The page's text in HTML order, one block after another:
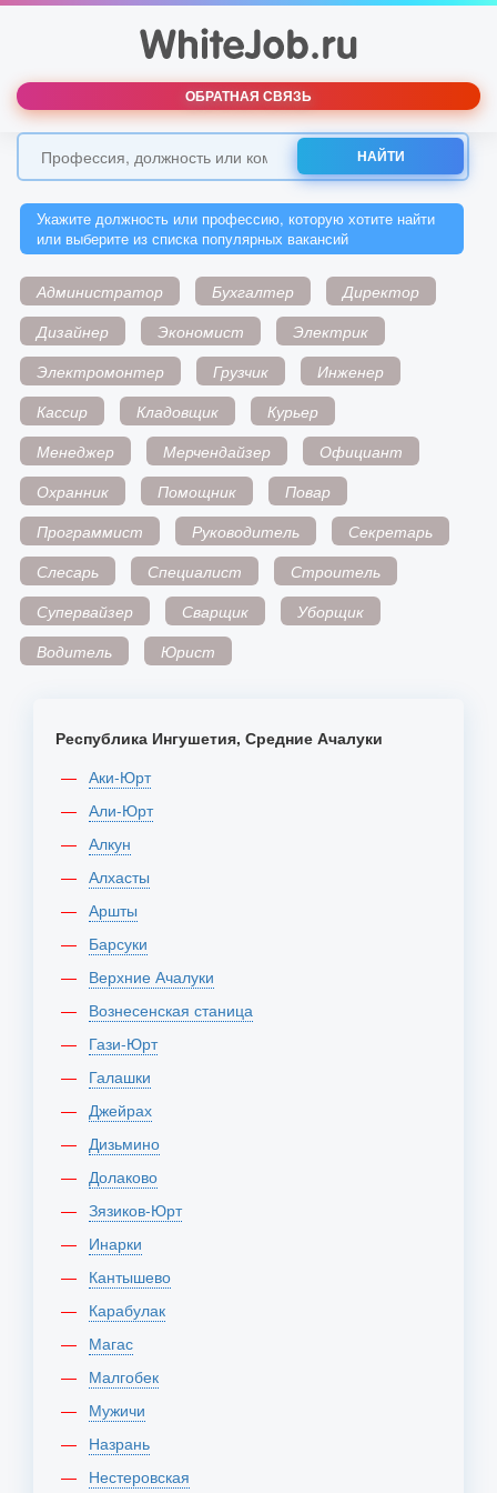
ОБРАТНАЯ СВЯЗЬ
НАЙТИ
Укажите должность или профессию, которую хотите найти
или выберите из списка популярных вакансий
Администратор Бухгалтер
Директор
Дизайнер
Экономист
Электрик
Электромонтер
Грузчик
Инженер
Кассир
Кладовщик
Курьер
Менеджер
Мерчендайзер
Официант
Охранник
Помощник
Повар
Программист
Руководитель
Секретарь
Слесарь
Специалист
Строитель
Супервайзер
Сварщик
Уборщик
Водитель
Юрист
Республика Ингушетия, Средние Ачалуки
Аки-Юрт
Али-Юрт
Алкун
Алхасты
Аршты
Барсуки
Верхние Ачалуки
Вознесенская станица
Гази-Юрт
Галашки
Джейрах
Дизьмино
Долаково
Зязиков-Юрт
Инарки
Кантышево
Карабулак
Магас
Малгобек
Мужичи
Назрань
Нестеровская